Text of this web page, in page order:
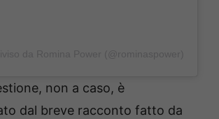
non a caso, è
dal breve racconto fatto da